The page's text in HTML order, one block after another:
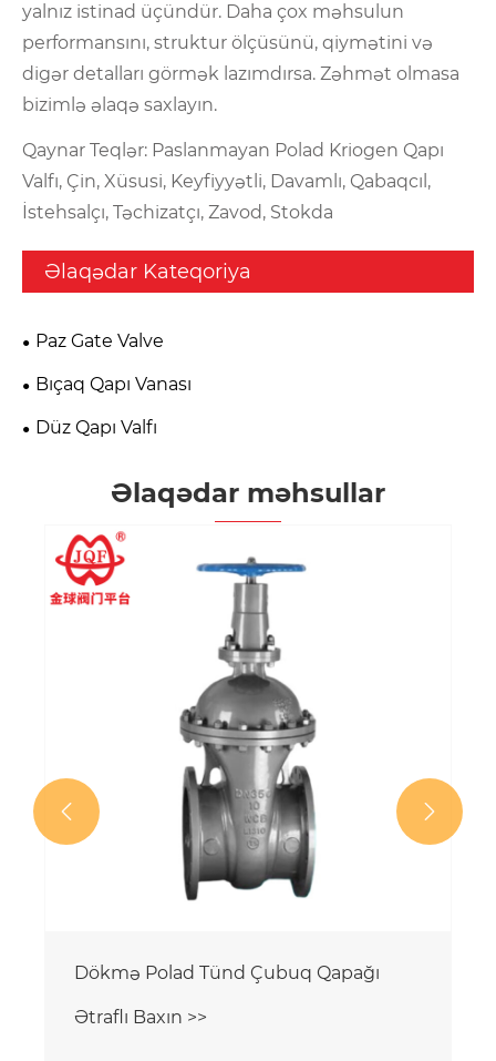
yalnız istinad üçündür. Daha çox məhsulun
performansını, struktur ölçüsünü, qiymətini və
digər detalları görmək lazımdırsa. Zəhmət olmasa
bizimlə əlaqə saxlayın.
Qaynar Teqlər: Paslanmayan Polad Kriogen Qapı
Valfı, Çin, Xüsusi, Keyfiyyətli, Davamlı, Qabaqcıl,
İstehsalçı, Təchizatçı, Zavod, Stokda
Əlaqədar Kateqoriya
Paz Gate Valve
Bıçaq Qapı Vanası
Düz Qapı Valfı
Əlaqədar məhsullar
Dökmə Polad Tünd Çubuq Qapağı
Ətraflı Baxın >>
 